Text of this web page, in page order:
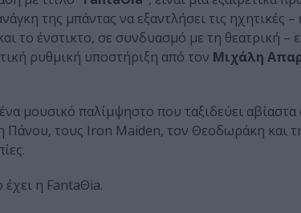
της μπάντας να εξαντλήσει τις ηχητικές
το ένστικτο, σε συνδυασμό με τη θεατρική –
ρυθμική υποστήριξη από τον Μιχάλη
μουσικό παλίμψηστο που ταξιδεύει αβίαστα
Πάνου, τους Iron Maiden, τον Θεοδωράκη και
η FantaΘia.